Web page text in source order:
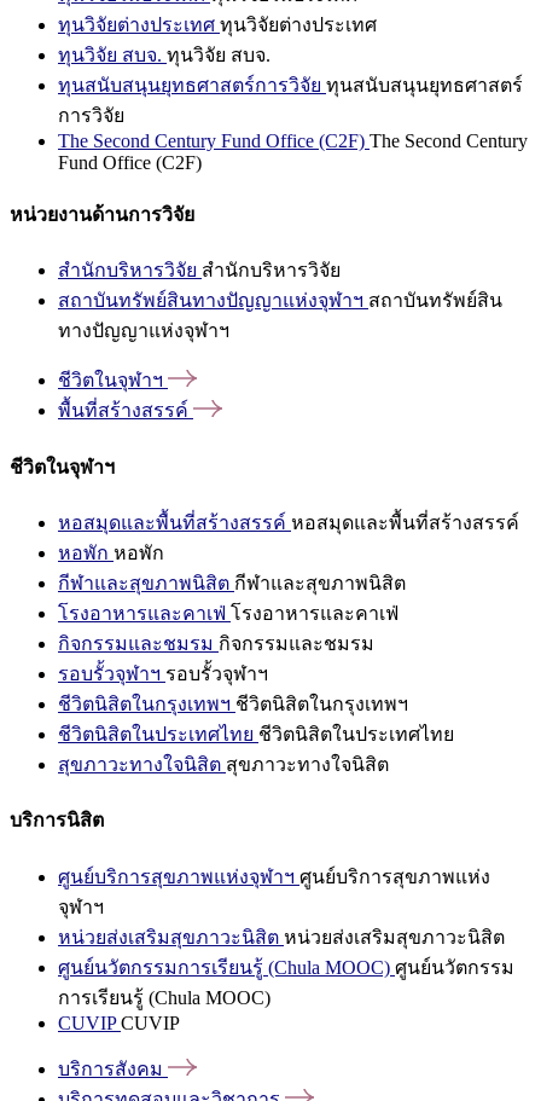
ทุนวิจัยต่างประเทศ ทุนวิจัยต่างประเทศ
ทุนวิจัย สบจ. ทุนวิจัย สบจ.
ทุนสนับสนุนยุทธศาสตร์การวิจัย ทุนสนับสนุนยุทธศาสตร์
การวิจัย
The Second Century Fund Office (C2F) The Second Century
Fund Office (C2F)
หน่วยงานด้านการวิจัย
สำนักบริหารวิจัย สำนักบริหารวิจัย
สถาบันทรัพย์สินทางปัญญาแห่งจุฬาฯ สถาบันทรัพย์สิน
ทางปัญญาแห่งจุฬาฯ
ชีวิตในจุฬาฯ
พื้นที่สร้างสรรค์
ชีวิตในจุฬาฯ
หอสมุดและพื้นที่สร้างสรรค์ หอสมุดและพื้นที่สร้างสรรค์
หอพัก หอพัก
กีฬาและสุขภาพนิสิต กีฬาและสุขภาพนิสิต
โรงอาหารและคาเฟ่ โรงอาหารและคาเฟ่
กิจกรรมและชมรม กิจกรรมและชมรม
รอบรั้วจุฬาฯ รอบรั้วจุฬาฯ
ชีวิตนิสิตในกรุงเทพฯ ชีวิตนิสิตในกรุงเทพฯ
ชีวิตนิสิตในประเทศไทย ชีวิตนิสิตในประเทศไทย
สุขภาวะทางใจนิสิต สุขภาวะทางใจนิสิต
บริการนิสิต
ศูนย์บริการสุขภาพแห่งจุฬาฯ ศูนย์บริการสุขภาพแห่ง
จุฬาฯ
หน่วยส่งเสริมสุขภาวะนิสิต หน่วยส่งเสริมสุขภาวะนิสิต
ศูนย์นวัตกรรมการเรียนรู้ (Chula MOOC) ศูนย์นวัตกรรม
การเรียนรู้ (Chula MOOC)
CUVIPCUVIP
บริการสังคม